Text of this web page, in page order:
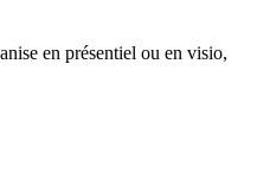
en présentiel ou en visio,